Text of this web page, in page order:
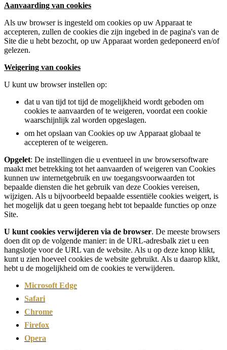
Aanvaarding van cookies
Als uw browser is ingesteld om cookies op uw Apparaat te
accepteren, zullen de cookies die zijn ingebed in de pagina's van de
Site die u hebt bezocht, op uw Apparaat worden gedeponeerd en/of
gelezen.
Weigering van cookies
U kunt uw browser instellen op:
dat u van tijd tot tijd de mogelijkheid wordt geboden om
cookies te aanvaarden of te weigeren, voordat een cookie
waarschijnlijk zal worden opgeslagen.
om het opslaan van Cookies op uw Apparaat globaal te
accepteren of te weigeren.
Opgelet: De instellingen die u eventueel in uw browsersoftware
maakt met betrekking tot het aanvaarden of weigeren van Cookies
kunnen uw internetgebruik en uw toegangsvoorwaarden tot
bepaalde diensten die het gebruik van deze Cookies vereisen,
wijzigen. Als u bijvoorbeeld bepaalde essentiële cookies weigert, is
het mogelijk dat u geen toegang hebt tot bepaalde functies op onze
Site.
U kunt cookies verwijderen via de browser. De meeste browsers
doen dit op de volgende manier: in de URL-adresbalk ziet u een
hangslotje voor de URL van de website. Als u op deze knop klikt,
kunt u zien hoeveel cookies de website gebruikt. Als u daarop klikt,
hebt u de mogelijkheid om de cookies te verwijderen.
Microsoft Edge
Safari
Chrome
Firefox
Opera